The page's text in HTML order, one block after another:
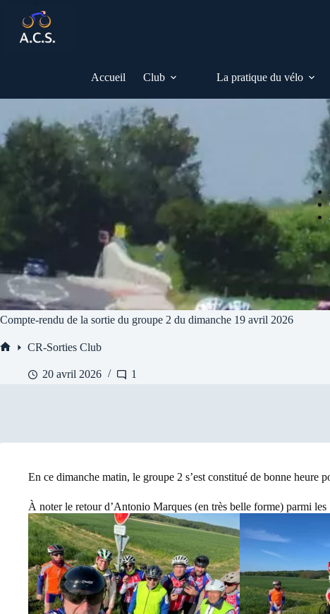
contenu
Accueil Club La pratique du vélo
Compte-rendu de la sortie du groupe 2 du dimanche 19 avril 2026
CR-Sorties Club
20 avril 2026 1
En ce dimanche matin, le groupe 2 s’est constitué de bonne heure
À noter le retour d’Antonio Marques (en très belle forme) parmi